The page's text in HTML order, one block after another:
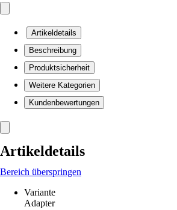
Artikeldetails
Beschreibung
Produktsicherheit
Weitere Kategorien
Kundenbewertungen
Artikeldetails
Bereich überspringen
Variante
Adapter